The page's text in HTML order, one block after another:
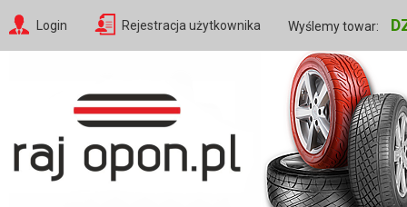
Login Rejestracja użytkownika Wyślemy towar: